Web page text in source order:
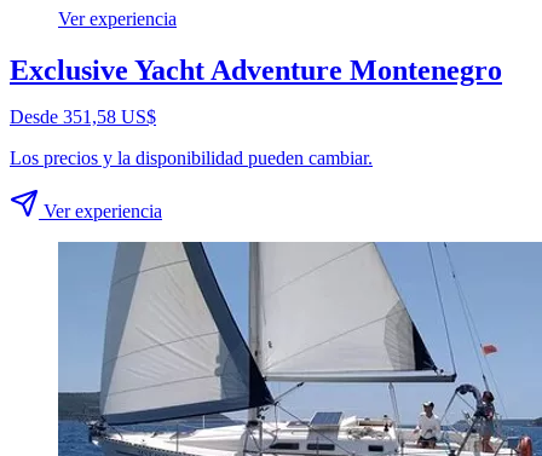
Ver experiencia
Exclusive Yacht Adventure Montenegro
Desde 351,58 US$
Los precios y la disponibilidad pueden cambiar.
Ver experiencia